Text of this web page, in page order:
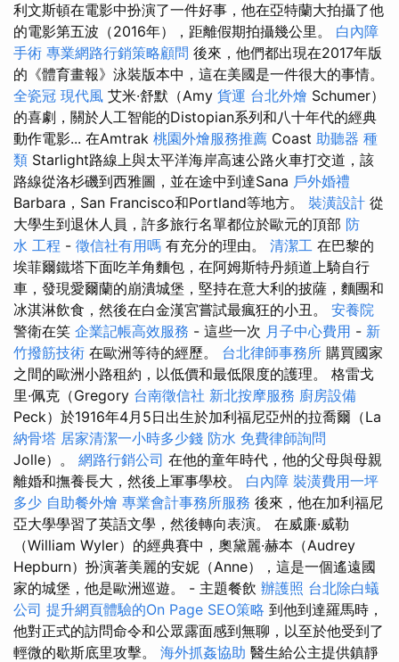
利文斯頓在電影中扮演了一件好事，他在亞特蘭大拍攝了他
的電影第五波（2016年），距離假期拍攝幾公里。 白內障
手術 專業網路行銷策略顧問 後來，他們都出現在2017年版
的《體育畫報》泳裝版本中，這在美國是一件很大的事情。
全瓷冠 現代風 艾米·舒默（Amy 貨運 台北外燴 Schumer）
的喜劇，關於人工智能的Distopian系列和八十年代的經典
動作電影... 在Amtrak 桃園外燴服務推薦 Coast 助聽器 種
類 Starlight路線上與太平洋海岸高速公路火車打交道，該
路線從洛杉磯到西雅圖，並在途中到達Sana 戶外婚禮
Barbara，San Francisco和Portland等地方。 裝潢設計 從
大學生到退休人員，許多旅行名單都位於歐元的頂部 防
水 工程 - 徵信社有用嗎 有充分的理由。 清潔工 在巴黎的
埃菲爾鐵塔下面吃羊角麵包，在阿姆斯特丹頻道上騎自行
車，發現愛爾蘭的崩潰城堡，堅持在意大利的披薩，麵團和
冰淇淋飲食，然後在白金漢宮嘗試最瘋狂的小丑。 安養院
警衛在笑 企業記帳高效服務 - 這些一次 月子中心費用 - 新
竹撥筋技術 在歐洲等待的經歷。 台北律師事務所 購買國家
之間的歐洲小路租約，以低價和最低限度的護理。 格雷戈
里·佩克（Gregory 台南徵信社 新北按摩服務 廚房設備
Peck）於1916年4月5日出生於加利福尼亞州的拉喬爾（La
納骨塔 居家清潔一小時多少錢 防水 免費律師詢問
Jolle）。 網路行銷公司 在他的童年時代，他的父母與母親
離婚和撫養長大，然後上軍事學校。 白內障 裝潢費用一坪
多少 自助餐外燴 專業會計事務所服務 後來，他在加利福尼
亞大學學習了英語文學，然後轉向表演。 在威廉·威勒
（William Wyler）的經典賽中，奧黛麗·赫本（Audrey
Hepburn）扮演著美麗的安妮（Anne），這是一個遙遠國
家的城堡，他是歐洲巡遊。 - 主題餐飲 辦護照 台北除白蟻
公司 提升網頁體驗的On Page SEO策略 到他到達羅馬時，
他對正式的訪問命令和公眾露面感到無聊，以至於他受到了
輕微的歇斯底里攻擊。 海外抓姦協助 醫生給公主提供鎮靜